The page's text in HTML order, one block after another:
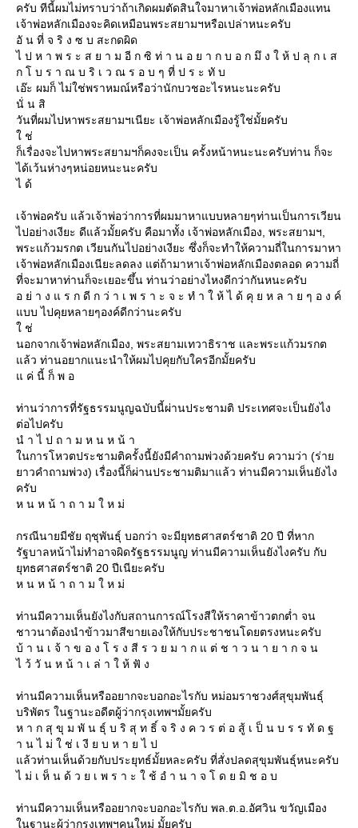
ครับ ทีนี้ผมไม่ทราบว่าถ้าเกิดผมตัดสินใจมาหาเจ้าพ่อหลักเมืองแทน
เจ้าพ่อหลักเมืองจะคิดเหมือนพระสยามฯหรือเปล่าหนะครับ
อั น ที่ จ ริ ง ซ บ สะกดผิด
ไ ป ห า พ ร ะ ส ย า ม อี ก ซิ ท่ า น อ ย า ก บ อ ก มึ ง ใ ห้ ป ลุ ก เ ส
ก โ บ ร า ณ บ ริ เ ว ณ ร อ บ ๆ ที่ ป ร ะ ทั บ
เอ๊ะ ผมก็ ไม่ใช่พราหมณ์หรือว่านักบวชอะไรหนะนะครับ
นั่ น สิ
วันที่ผมไปหาพระสยามฯเนียะ เจ้าพ่อหลักเมืองรู้ใช่มั้ยครับ
ช่
ก็เรื่องจะไปหาพระสยามฯก็คงจะเป็น ครั้งหน้าหนะนะครับท่าน ก็จะ
ได้เว้นห่างๆหน่อยหนะนะครับ
ไ ด้
เจ้าพ่อครับ แล้วเจ้าพ่อว่าการที่ผมมาหาแบบหลายๆท่านเป็นการเวียน
ไปอย่างเงียะ ดีแล้วมั้ยครับ คือมาทั้ง เจ้าพ่อหลักเมือง, พระสยามฯ,
พระแก้วมรกต เวียนกันไปอย่างเงียะ ซึ่งก็จะทำให้ความถี่ในการมาหา
เจ้าพ่อหลักเมืองเนียะลดลง แต่ถ้ามาหาเจ้าพ่อหลักเมืองตลอด ความถี่
ที่จะมาหาท่านก็จะเยอะขึ้น ท่านว่าอย่างไหงดีกว่ากันหนะครับ
อ ย่ า ง แ ร ก ดี ก ว่ า เ พ ร า ะ จ ะ ทํ า ใ ห้ ไ ด้ คุ ย ห ล า ย ๆ อ ง ค์
บบ ไปคุยหลายๆองค์ดีกว่านะครับ
ช่
นอกจากเจ้าพ่อหลักเมือง, พระสยามเทวาธิราช และพระแก้วมรกต
ล้ว ท่านอยากแนะนำให้ผมไปคุยกับใครอีกมั้ยครับ
ค่ นี้ ก็ พ อ
ท่านว่าการที่รัฐธรรมนูญฉบับนี้ผ่านประชามติ ประเทศจะเป็นยังไง
ต่อไปครับ
นํ า ไ ป ถ า ม ห น ห น้ า
นการโหวตประชามติครั้งนี้ยังมีคำถามพ่วงด้วยครับ ความว่า (ร่า
าวคำถามพ่วง) เรื่องนี้ก็ผ่านประชามติมาแล้ว ท่านมีความเห็นยังไง
ครับ
ห น ห น้ า ถ า ม ใ ห ม่
กรณีนายมีชัย ฤชุพันธุ์ บอกว่า จะมียุทธศาสตร์ชาติ 20 ปี ที่หาก
รัฐบาลหน้าไม่ทำอาจผิดรัฐธรรมนูญ ท่านมีความเห็นยังไงครับ กับ
ุทธศาสตร์ชาติ 20 ปีเนียะครับ
ห น ห น้ า ถ า ม ใ ห ม่
ท่านมีความเห็นยังไงกับสถานการณ์โรงสีให้ราคาข้าวตกต่ำ จน
ชาวนาต้องนำข้าวมาสีขายเองให้กับประชาชนโดยตรงหนะครับ
บ้ า น เ จ้ า ข อ ง โ ร ง สี ร ว ย ม า ก แ ต่ ช า ว น า ย า ก จ น
ไ ว้ วั น ห น้ า เ ล่ า ใ ห้ ฟั ง
ท่านมีความเห็นหรืออยากจะบอกอะไรกับ หม่อมราชวงศ์สุขุมพันธุ์
บริพัตร ในฐานะอดีตผู้ว่ากรุงเทพฯมั้ยครับ
ห า ก สุ ขุ ม พั น ธุ์ บ ริ สุ ท ธิ์ จ ริ ง ค ว ร ต่ อ สู้ เ ป็ น บ ร ร ทั ด ฐ
า น ไ ม่ ใ ช่ เ งี ย บ ห า ย ไ ป
ล้วท่านเห็นด้วยกับประยุทธ์มั้ยหละครับ ที่สั่งปลดสุขุมพันธุ์หนะครับ
ไ ม่ เ ห็ น ด้ ว ย เ พ ร า ะ ใ ช้ อํ า น า จ โ ด ย มิ ช อ บ
ท่านมีความเห็นหรืออยากจะบอกอะไรกับ พล.ต.อ.อัศวิน ขวัญเมือง
นฐานะผู้ว่ากรุงเทพฯคนใหม่ มั้ยครับ